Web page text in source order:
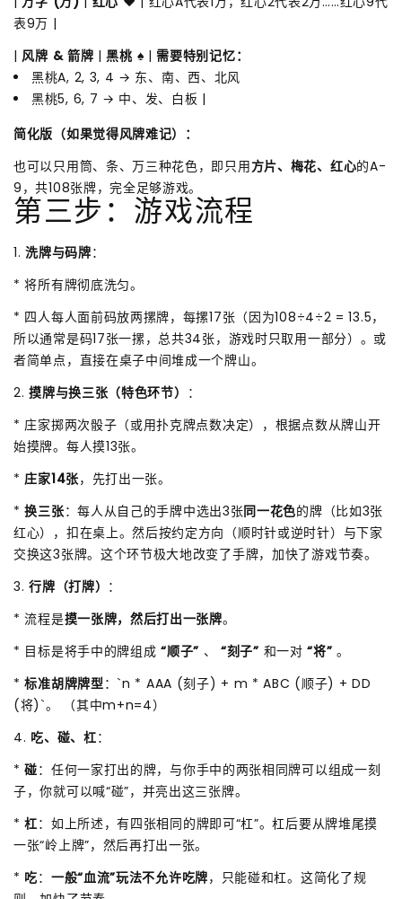
表9万 |
| 风牌 & 箭牌 |黑桃 ♠ | 需要特别记忆：
黑桃A, 2, 3, 4 → 东、南、西、北风
黑桃5, 6, 7 → 中、发、白板 |
简化版（如果觉得风牌难记）：
也可以只用筒、条、万三种花色，即只用方片、梅花、红心的A-
9，共108张牌，完全足够游戏。
第三步：游戏流程
1.洗牌与码牌：
* 将所有牌彻底洗匀。
* 四人每人面前码放两摞牌，每摞17张（因为108÷4÷2 = 13.5，
所以通常是码17张一摞，总共34张，游戏时只取用一部分）。或
者简单点，直接在桌子中间堆成一个牌山。
2.摸牌与换三张（特色环节） ：
* 庄家掷两次骰子（或用扑克牌点数决定），根据点数从牌山开
始摸牌。每人摸13张。
* 庄家14张，先打出一张。
*换三张：每人从自己的手牌中选出3张同一花色的牌（比如3张
红心），扣在桌上。然后按约定方向（顺时针或逆时针）与下家
交换这3张牌。这个环节极大地改变了手牌，加快了游戏节奏。
3.行牌（打牌） ：
* 流程是摸一张牌，然后打出一张牌。
* 目标是将手中的牌组成“顺子” 、“刻子” 和一对“将” 。
*标准胡牌牌型：`n * AAA (刻子) + m * ABC (顺子) + DD
(将)`。 （其中m+n=4）
4. 吃、碰、杠：
*碰：任何一家打出的牌，与你手中的两张相同牌可以组成一刻
子，你就可以喊“碰”，并亮出这三张牌。
*杠：如上所述，有四张相同的牌即可“杠”。杠后要从牌堆尾摸
一张“岭上牌”，然后再打出一张。
* 吃： 一般“血流”玩法不允许吃牌，只能碰和杠。这简化了规